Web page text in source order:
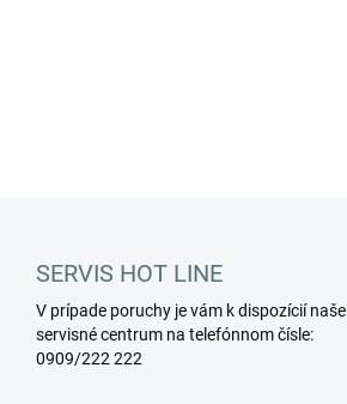
SERVIS HOT LINE
V prípade poruchy je vám k dispozícií naše
servisné centrum na telefónnom čísle:
0909/222 222